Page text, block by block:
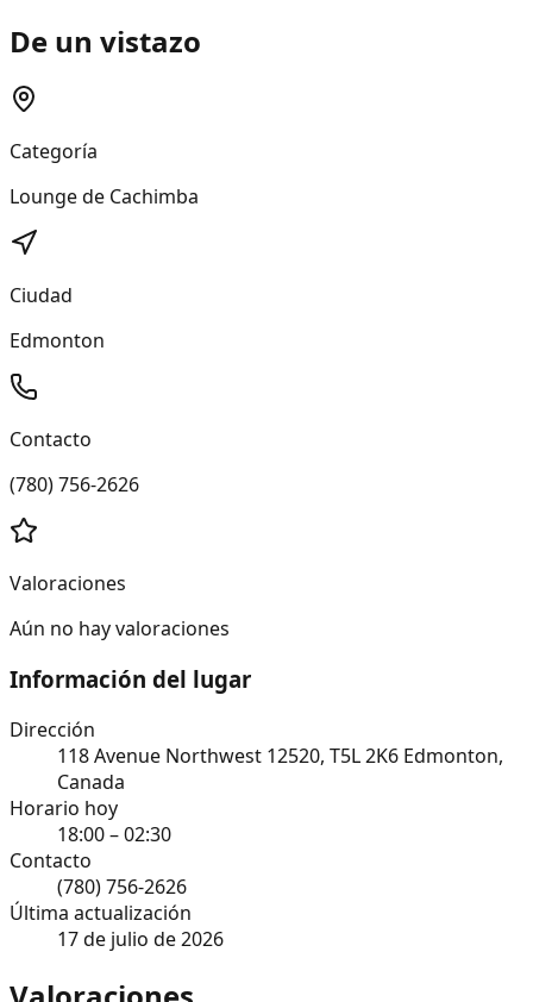
De un vistazo
Categoría
Lounge de Cachimba
Ciudad
Edmonton
Contacto
(780) 756-2626
Valoraciones
Aún no hay valoraciones
Información del lugar
Dirección
118 Avenue Northwest 12520, T5L 2K6 Edmonton,
Canada
Horario hoy
18:00 – 02:30
Contacto
(780) 756-2626
Última actualización
17 de julio de 2026